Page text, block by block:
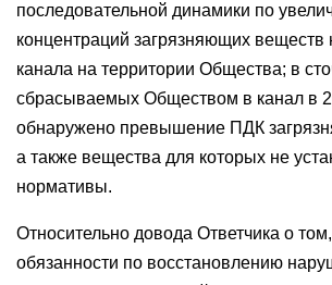
последовательной динамики по
концентраций загрязняющих веществ
канала на территории Общества; в
сбрасываемых Обществом в канал в
обнаружено превышение ПДК
а также вещества для которых не
нормативы.
Относительно довода Ответчика о
обязанности по восстановлению